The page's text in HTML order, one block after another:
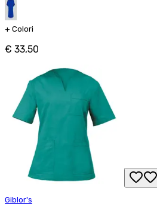
+ Colori
€ 33,50
Giblor's